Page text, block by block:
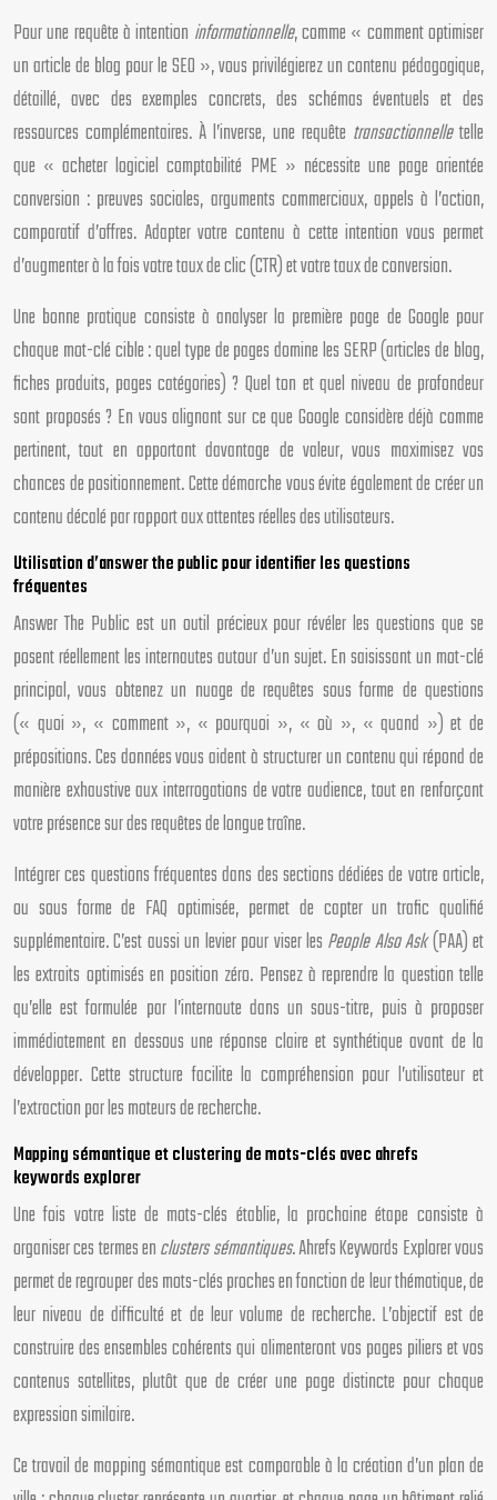
Pour une requête à intention informationnelle, comme « comment optimiser
un article de blog pour le SEO », vous privilégierez un contenu pédagogique,
détaillé, avec des exemples concrets, des schémas éventuels et des
ressources complémentaires. À l’inverse, une requête transactionnelletelle
que « acheter logiciel comptabilité PME » nécessite une page orientée
conversion : preuves sociales, arguments commerciaux, appels à l’action,
comparatif d’offres. Adapter votre contenu à cette intention vous permet
d’augmenter à la fois votre taux de clic (CTR) et votre taux de conversion.
Une bonne pratique consiste à analyser la première page de Google pour
chaque mot-clé cible : quel type de pages domine les SERP (articles de blog,
fiches produits, pages catégories) ? Quel ton et quel niveau de profondeur
sont proposés ? En vous alignant sur ce que Google considère déjà comme
pertinent, tout en apportant davantage de valeur, vous maximisez vos
chances de positionnement. Cette démarche vous évite également de créer un
contenu décalé par rapport aux attentes réelles des utilisateurs.
Utilisation d’answer the public pour identifier les questions
fréquentes
Answer The Public est un outil précieux pour révéler les questions que se
posent réellement les internautes autour d’un sujet. En saisissant un mot-clé
principal, vous obtenez un nuage de requêtes sous forme de questions
(« quoi », « comment », « pourquoi », « où », « quand ») et de
prépositions. Ces données vous aident à structurer un contenu qui répond de
manière exhaustive aux interrogations de votre audience, tout en renforçant
votre présence sur des requêtes de longue traîne.
Intégrer ces questions fréquentes dans des sections dédiées de votre article,
ou sous forme de FAQ optimisée, permet de capter un trafic qualifié
supplémentaire. C’est aussi un levier pour viser les People Also Ask(PAA) et
les extraits optimisés en position zéro. Pensez à reprendre la question telle
qu’elle est formulée par l’internaute dans un sous-titre, puis à proposer
immédiatement en dessous une réponse claire et synthétique avant de la
développer. Cette structure facilite la compréhension pour l’utilisateur et
l’extraction par les moteurs de recherche.
Mapping sémantique et clustering de mots-clés avec ahrefs
keywords explorer
Une fois votre liste de mots-clés établie, la prochaine étape consiste à
organiser ces termes enclusters sémantiques. Ahrefs Keywords Explorer vous
permet de regrouper des mots-clés proches en fonction de leur thématique, de
leur niveau de difficulté et de leur volume de recherche. L’objectif est de
construire des ensembles cohérents qui alimenteront vos pages piliers et vos
contenus satellites, plutôt que de créer une page distincte pour chaque
expression similaire.
Ce travail de mapping sémantique est comparable à la création d’un plan de